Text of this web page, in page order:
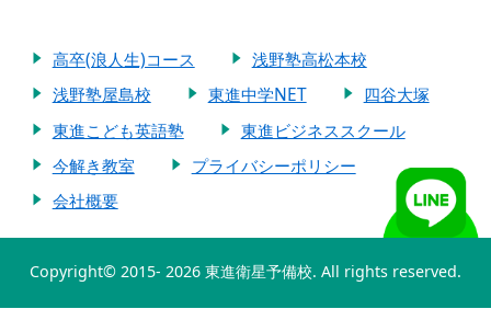
高卒(浪人生)コース
浅野塾高松本校
浅野塾屋島校
東進中学NET
四谷大塚
東進こども英語塾
東進ビジネススクール
今解き教室
プライバシーポリシー
会社概要
Copyright© 2015- 2026 東進衛星予備校. All rights reserved.